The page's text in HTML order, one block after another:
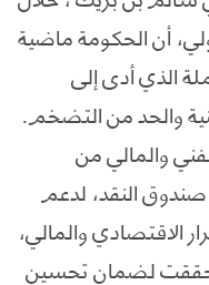
أن الحكومة ماضية
الذي أدى إلى
والحد من التضخم.
والمالي من
النقد، لدعم
الاقتصادي والمالي،
لضمان تحسين